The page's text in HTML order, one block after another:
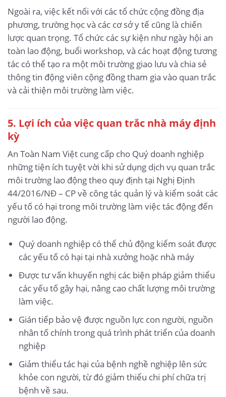
Ngoài ra, việc kết nối với các tổ chức cộng đồng địa
phương, trường học và các cơ sở y tế cũng là chiến
lược quan trọng. Tổ chức các sự kiện như ngày hội an
toàn lao động, buổi workshop, và các hoạt động tương
tác có thể tạo ra một môi trường giao lưu và chia sẻ
thông tin động viên cộng đồng tham gia vào quan trắc
và cải thiện môi trường làm việc.
5. Lợi ích của việc quan trắc nhà máy định
kỳ
An Toàn Nam Việt cung cấp cho Quý doanh nghiệp
những tiện ích tuyệt vời khi sử dụng dịch vụ quan trắc
môi trường lao động theo quy định tại Nghị Định
44/2016/NĐ – CP về công tác quản lý và kiểm soát các
yếu tố có hại trong môi trường làm việc tác động đến
người lao động.
Quý doanh nghiệp có thể chủ động kiểm soát được
các yếu tố có hại tại nhà xưởng hoặc nhà máy
Được tư vấn khuyến nghị các biện pháp giảm thiểu
các yếu tố gây hại, nâng cao chất lượng môi trường
làm việc.
Gián tiếp bảo vệ được nguồn lực con người, nguồn
nhân tố chính trong quá trình phát triển của doanh
nghiệp
Giảm thiểu tác hại của bệnh nghề nghiệp lên sức
khỏe con người, từ đó giảm thiểu chi phí chữa trị
bệnh về sau.